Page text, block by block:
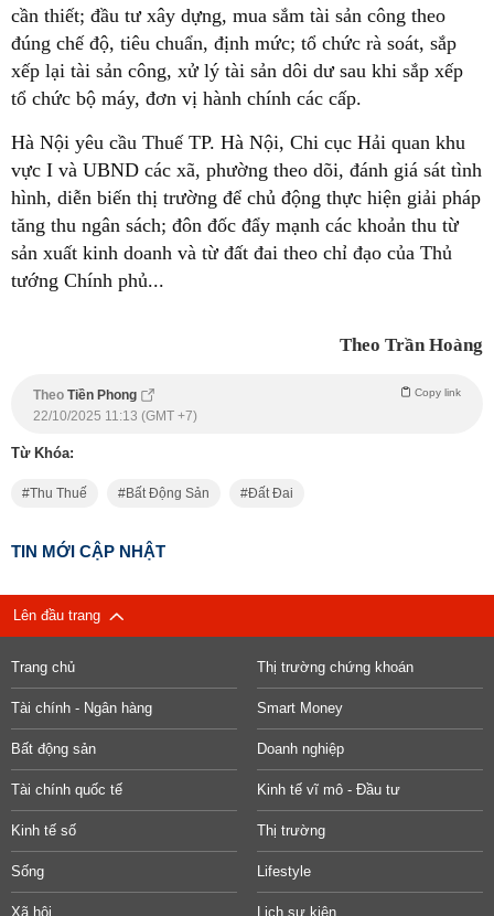
cần thiết; đầu tư xây dựng, mua sắm tài sản công theo
đúng chế độ, tiêu chuẩn, định mức; tổ chức rà soát, sắp
xếp lại tài sản công, xử lý tài sản dôi dư sau khi sắp xếp
tổ chức bộ máy, đơn vị hành chính các cấp.
Hà Nội yêu cầu Thuế TP. Hà Nội, Chi cục Hải quan khu
vực I và UBND các xã, phường theo dõi, đánh giá sát tình
hình, diễn biến thị trường để chủ động thực hiện giải pháp
tăng thu ngân sách; đôn đốc đẩy mạnh các khoản thu từ
sản xuất kinh doanh và từ đất đai theo chỉ đạo của Thủ
tướng Chính phủ...
Theo Trần Hoàng
Theo Tiền Phong Copy link
22/10/2025 11:13 (GMT +7)
Từ Khóa:
Thu Thuế Bất Động Sản Đất Đai
TIN MỚI CẬP NHẬT
Lên đầu trang
Trang chủ Thị trường chứng khoán
Tài chính - Ngân hàng Smart Money
Bất động sản Doanh nghiệp
Tài chính quốc tế Kinh tế vĩ mô - Đầu tư
Kinh tế số Thị trường
Sống Lifestyle
Xã hội Lịch sự kiện